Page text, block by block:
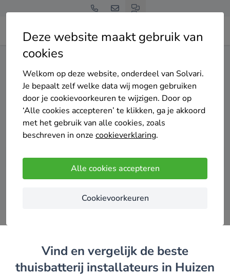
Deze website maakt gebruik van
cookies
Welkom op deze website, onderdeel van Solvari.
Je bepaalt zelf welke data wij mogen gebruiken
door je cookievoorkeuren te wijzigen. Door op
‘Alle cookies accepteren’ te klikken, ga je akkoord
met het gebruik van alle cookies, zoals
beschreven in onze cookieverklaring.
Alle cookies accepteren
Cookievoorkeuren
Home Thuisbatterij
Gratis en vrijblijvend
Top 20 thuisbatterij
installateurs in Huizen
Vergelijk offertes
Vind en vergelijk de beste
thuisbatterij installateurs in Huizen